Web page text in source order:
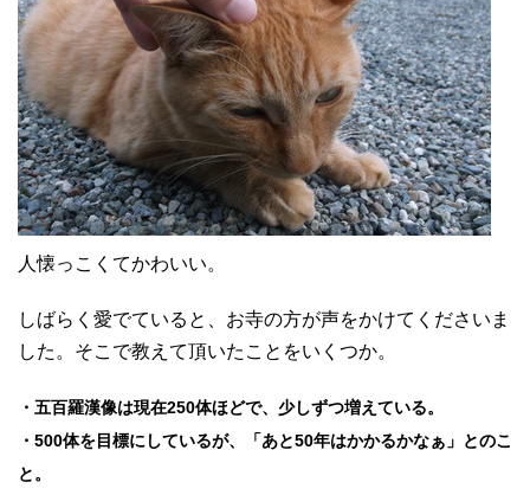
人懐っこくてかわいい。
しばらく愛でていると、お寺の方が声をかけてくださいま
した。そこで教えて頂いたことをいくつか。
・五百羅漢像は現在250体ほどで、少しずつ増えている。
・500体を目標にしているが、「あと50年はかかるかなぁ」とのこ
と。